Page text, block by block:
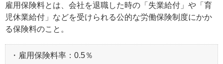
雇用保険料とは、会社を退職した時の「失業給付」や「育
児休業給付」などを受けられる公的な労働保険制度にかか
る保険料のこと。
・雇用保険料率：0.5％